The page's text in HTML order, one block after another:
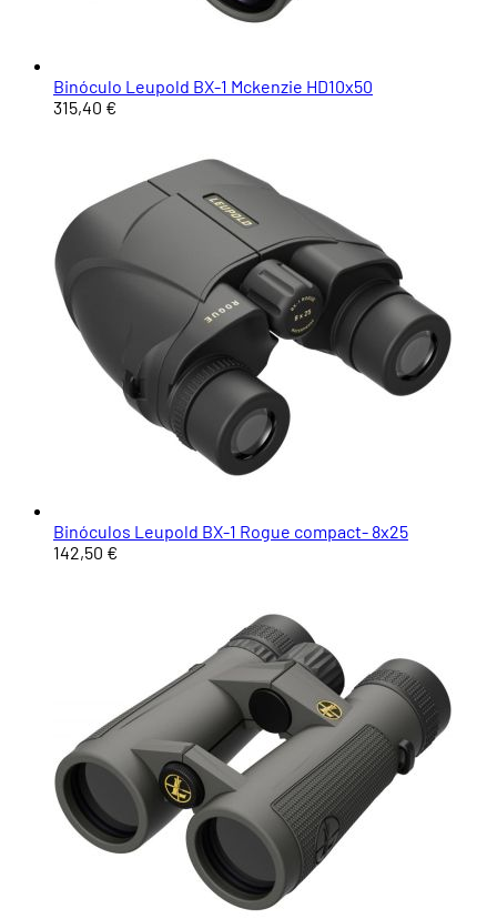
Binóculo Leupold BX-1 Mckenzie HD10x50
315,40 €
Binóculos Leupold BX-1 Rogue compact- 8x25
142,50 €